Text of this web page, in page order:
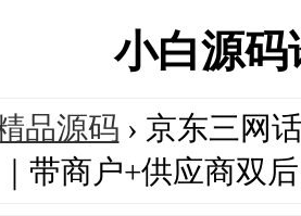
小白源
品源码 › 京东三网
带商户+供应商双